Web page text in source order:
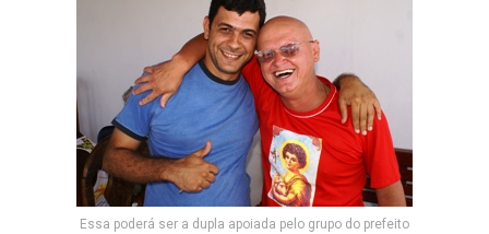
Essa poderá ser a dupla apoiada pelo grupo do prefeito